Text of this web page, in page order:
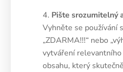
Pište srozumitelný
Vyhněte se používání
„ZDARMA!!!“ nebo
vytváření relevantního
obsahu, který